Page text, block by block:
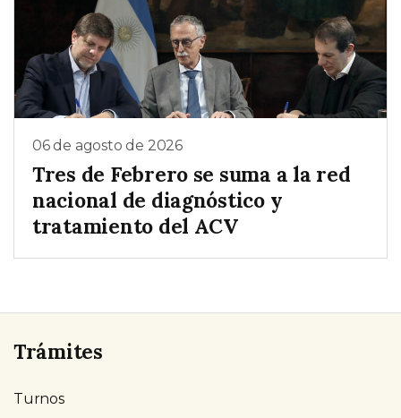
06 de agosto de 2026
Tres de Febrero se suma a la red
nacional de diagnóstico y
tratamiento del ACV
Trámites
Turnos